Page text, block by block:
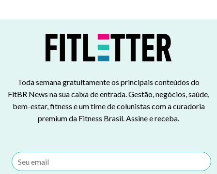
Toda semana gratuitamente os principais conteúdos do
FitBR News na sua caixa de entrada. Gestão, negócios, saúde,
bem-estar, fitness e um time de colunistas com a curadoria
premium da Fitness Brasil. Assine e receba.